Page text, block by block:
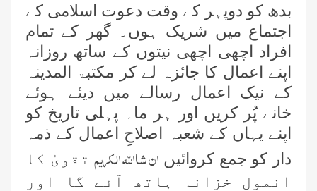
بدھ کو دوپہر کے وقت دعوت اسلامی کے
اجتماع میں شریک ہوں۔ گھر کے تمام
افراد اچھی اچھی نیتوں کے ساتھ روزانہ
اپنے اعمال کا جائزہ لے کر مکتبۃ المدینہ
کے نیک اعمال رسالے میں دیئے ہوئے
خانے پُر کریں اور ہر ماہ پہلی تاریخ کو
اپنے یہاں کے شعبہ اصلاحِ اعمال کے ذمہ
دار کو جمع کروائیں ان شااللہ الکریمتقویٰ کا
انمول خزانہ ہاتھ آئے گا اور